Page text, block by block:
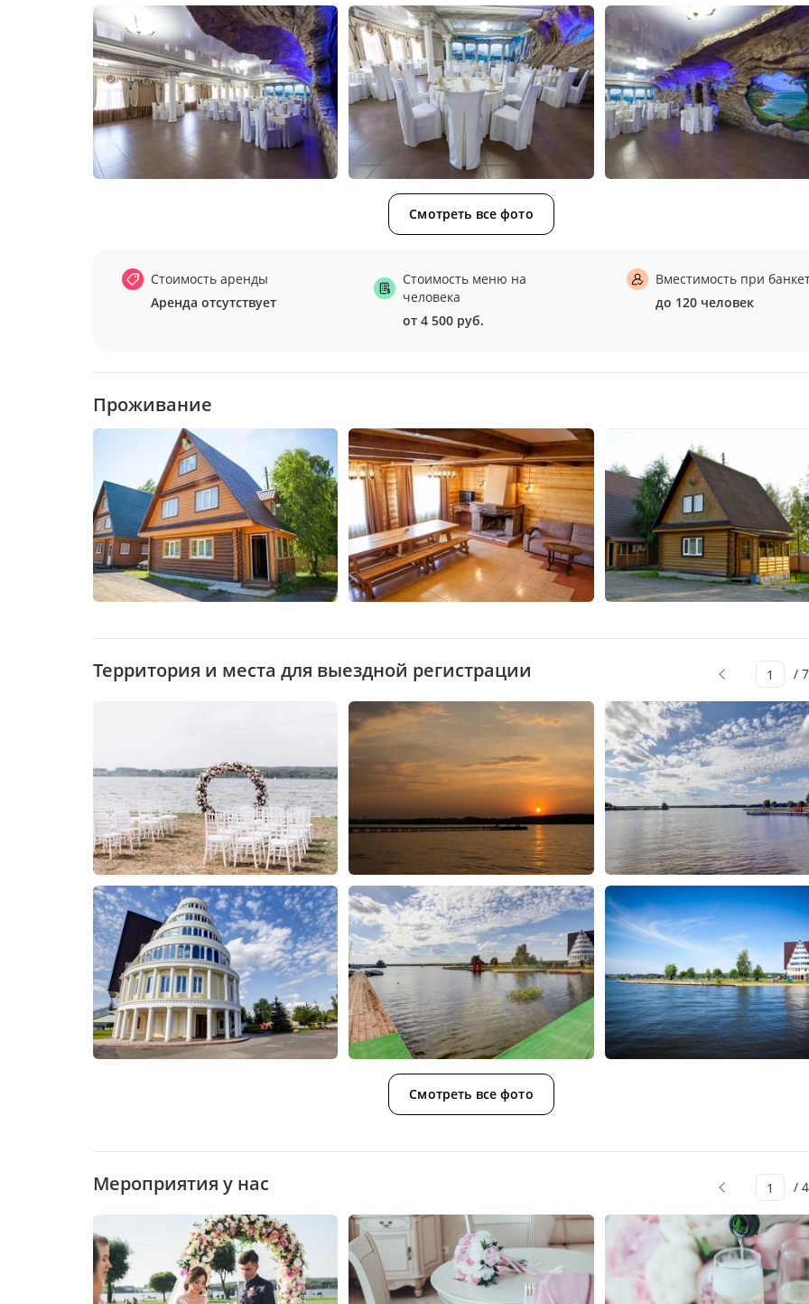
Смотреть все фото
Стоимость аренды
Аренда отсутствует
Стоимость меню на
человека
от 4 500 руб.
Вместимость при
до 120 человек
Проживание
Территория и места для выездной регистрации 1 / 7
Смотреть все фото
Мероприятия у нас 1 / 4